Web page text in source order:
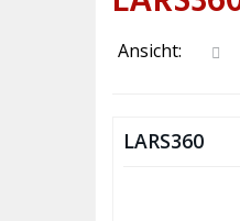
Ansicht:
LARS360